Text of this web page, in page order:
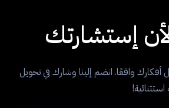
إستشارتك
أفكارك واقعًا. انضم إلينا وشارك في تحويل